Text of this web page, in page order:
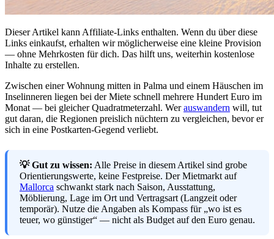
Dieser Artikel kann Affiliate-Links enthalten. Wenn du über diese
Links einkaufst, erhalten wir möglicherweise eine kleine Provision
— ohne Mehrkosten für dich. Das hilft uns, weiterhin kostenlose
Inhalte zu erstellen.
Zwischen einer Wohnung mitten in Palma und einem Häuschen im
Inselinneren liegen bei der Miete schnell mehrere Hundert Euro im
Monat — bei gleicher Quadratmeterzahl. Werauswandern will, tut
gut daran, die Regionen preislich nüchtern zu vergleichen, bevor er
sich in eine Postkarten-Gegend verliebt.
💡 Gut zu wissen: Alle Preise in diesem Artikel sind grobe
Orientierungswerte, keine Festpreise. Der Mietmarkt auf
Mallorca schwankt stark nach Saison, Ausstattung,
Möblierung, Lage im Ort und Vertragsart (Langzeit oder
temporär). Nutze die Angaben als Kompass für „wo ist es
teuer, wo günstiger“ — nicht als Budget auf den Euro genau.